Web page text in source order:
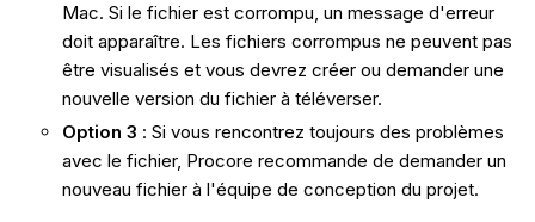
Mac. Si le fichier est corrompu, un message d'erreur
doit apparaître. Les fichiers corrompus ne peuvent pas
être visualisés et vous devrez créer ou demander une
nouvelle version du fichier à téléverser.
Option 3 : Si vous rencontrez toujours des problèmes
avec le fichier, Procore recommande de demander un
nouveau fichier à l'équipe de conception du projet.